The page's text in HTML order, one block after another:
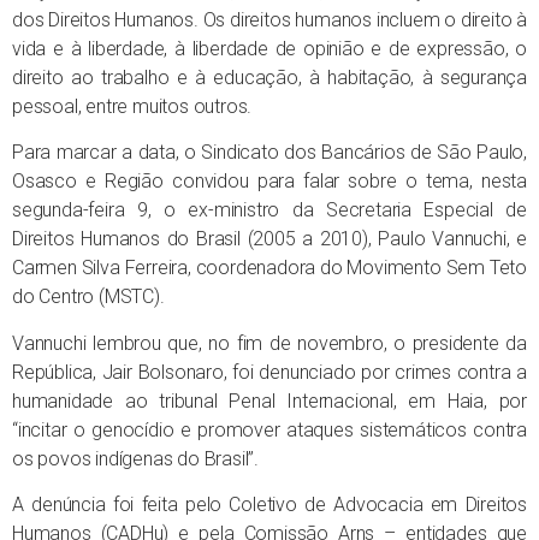
dos Direitos Humanos. Os direitos humanos incluem o direito à
vida e à liberdade, à liberdade de opinião e de expressão, o
direito ao trabalho e à educação, à habitação, à segurança
pessoal, entre muitos outros.
Para marcar a data, o Sindicato dos Bancários de São Paulo,
Osasco e Região convidou para falar sobre o tema, nesta
segunda-feira 9, o ex-ministro da Secretaria Especial de
Direitos Humanos do Brasil (2005 a 2010), Paulo Vannuchi, e
Carmen Silva Ferreira, coordenadora do Movimento Sem Teto
do Centro (MSTC).
Vannuchi lembrou que, no fim de novembro, o presidente da
República, Jair Bolsonaro, foi denunciado por crimes contra a
humanidade ao tribunal Penal Internacional, em Haia, por
“incitar o genocídio e promover ataques sistemáticos contra
os povos indígenas do Brasil”.
A denúncia foi feita pelo Coletivo de Advocacia em Direitos
Humanos (CADHu) e pela Comissão Arns – entidades que